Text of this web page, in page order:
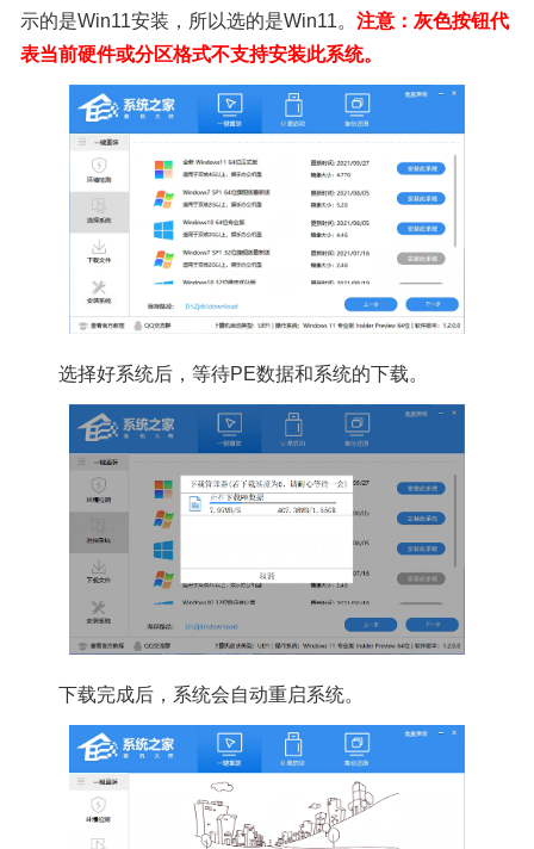
示的是Win11安装，所以选的是Win11。 注意：灰色按钮代
表当前硬件或分区格式不支持安装此系统。
选择好系统后，等待PE数据和系统的下载。
下载完成后，系统会自动重启系统。